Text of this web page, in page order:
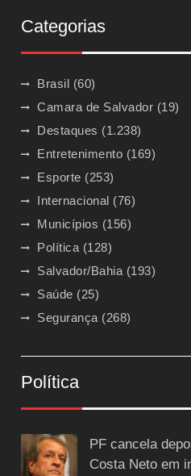
Categorias
Brasil (60)
Camara de Salvador (19)
Destaques (1.238)
Entretenimento (169)
Esporte (253)
Internacional (76)
Municípios (156)
Política (128)
Salvador/Bahia (193)
Saúde (25)
Segurança (268)
Política
PF cancela
Costa Neto em